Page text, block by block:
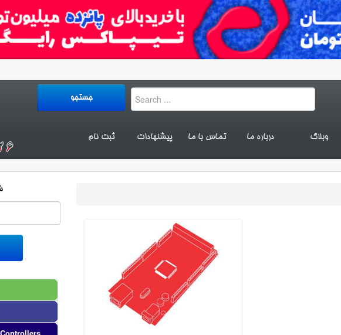
وبلاگ درباره ما تماس با ما پیشنهادات ثبت نام